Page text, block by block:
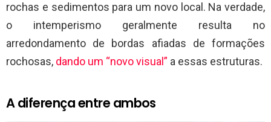
rochas e sedimentos para um novo local. Na verdade,
o intemperismo geralmente resulta no
arredondamento de bordas afiadas de formações
rochosas, dando um “novo visual” a essas estruturas.
A diferença entre ambos